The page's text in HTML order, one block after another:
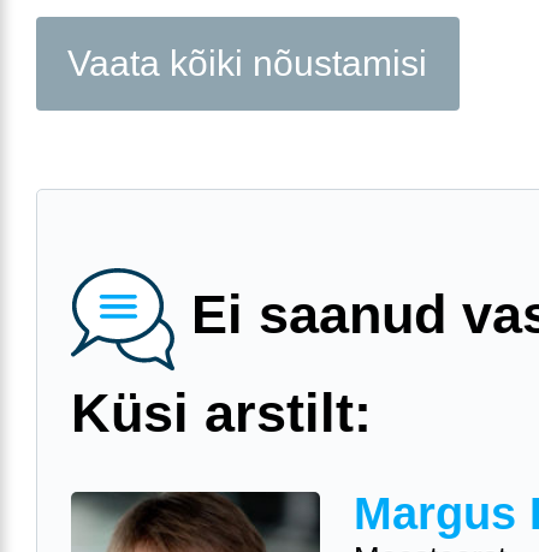
Vaata kõiki nõustamisi
Ei saanud
Küsi arstilt:
Margus